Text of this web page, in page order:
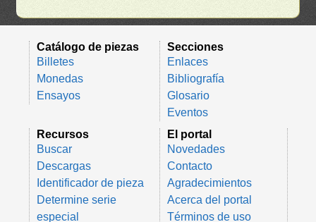
Catálogo de piezas
Billetes
Monedas
Ensayos
Secciones
Enlaces
Bibliografía
Glosario
Eventos
Recursos
Buscar
Descargas
Identificador de pieza
Determine serie
especial
El portal
Novedades
Contacto
Agradecimientos
Acerca del portal
Términos de uso